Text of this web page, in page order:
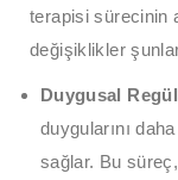
terapisi sürecinin
değişiklikler
Duygusal
duygularını
sağlar. Bu